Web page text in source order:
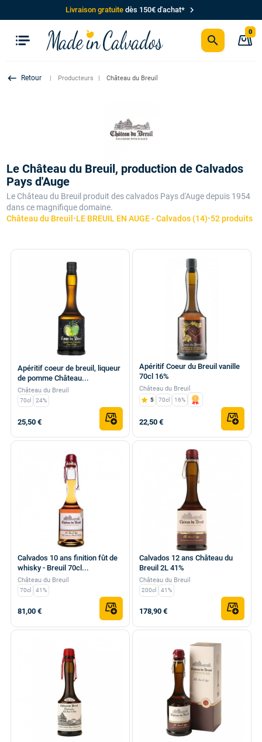
Livraison gratuitedès 150€ d'achat* chevron_right
search
0
keyboard_backspace Producteurs Château du Breuil
Le Château du Breuil, production de Calvados
Pays d'Auge
Le Château du Breuil produit des calvados Pays d'Auge depuis 1954
dans ce magnifique domaine.
Château du Breuil •LE BREUIL EN AUGE - Calvados (14)•52 produits
Apéritif coeur de breuil, liqueur
de pomme Château...
Château du Breuil
70cl 24%
25,50 €
Apéritif Coeur du Breuil vanille
70cl 16%
Château du Breuil
5 70cl 16%
22,50 €
Calvados 10 ans finition fût de
whisky - Breuil 70cl...
Château du Breuil
70cl 41%
81,00 €
Calvados 12 ans Château du
Breuil 2L 41%
Château du Breuil
200cl 41%
178,90 €